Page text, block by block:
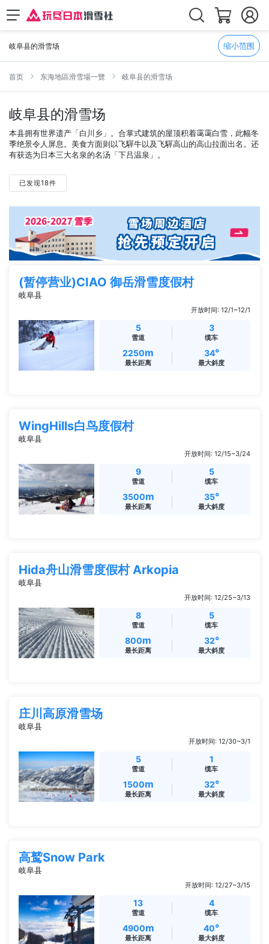
岐阜县的滑雪场 缩小范围
首页 东海地區滑雪場一覽 岐阜县的滑雪场
岐阜县的滑雪场
本县拥有世界遗产「白川乡」。合掌式建筑的屋顶积着霭霭白雪，此幅冬
季绝景令人屏息。美食方面则以飞驒牛以及飞驒高山的高山拉面出名。还
有获选为日本三大名泉的名汤「下吕温泉」。
已发现18件
(暂停营业)CIAO 御岳滑雪度假村
岐阜县
开放时间: 12/1~12/1
5
雪道
3
缆车
2250m
最长距离
34°
最大斜度
WingHills白鸟度假村
岐阜县
开放时间: 12/15~3/24
9
雪道
5
缆车
3500m
最长距离
35°
最大斜度
Hida舟山滑雪度假村 Arkopia
岐阜县
开放时间: 12/25~3/13
8
雪道
5
缆车
800m
最长距离
32°
最大斜度
庄川高原滑雪场
岐阜县
开放时间: 12/30~3/1
5
雪道
1
缆车
1500m
最长距离
32°
最大斜度
高鹫Snow Park
岐阜县
开放时间: 12/27~3/15
13
雪道
4
缆车
4900m
最长距离
40°
最大斜度